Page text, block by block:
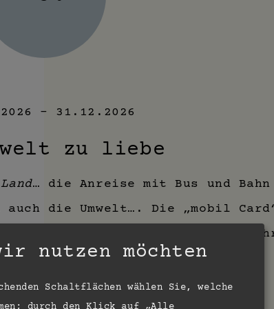
- 31.12.2026
zu liebe
… die Anreise mit Bus und Bahn
die Umwelt…. Die „mobil
Wunschziel und noch viel
nutzen möchten
Schaltflächen wählen Sie, welche